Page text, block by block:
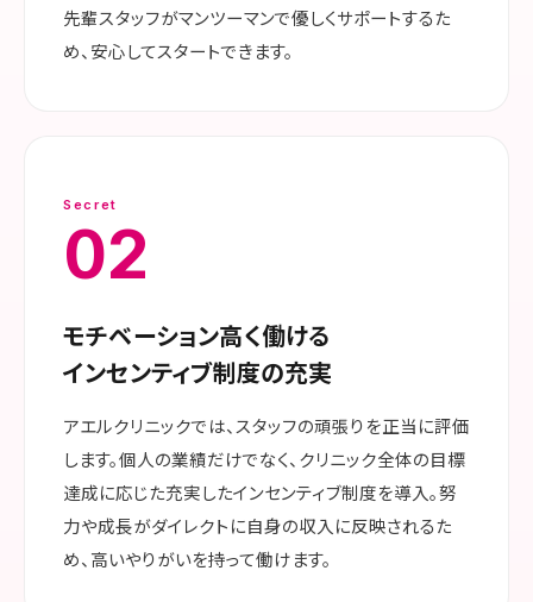
先輩スタッフがマンツーマンで優しくサポートするた
め、安心してスタートできます。
Secret
02
モチベーション高く働ける
インセンティブ制度の充実
アエルクリニックでは、スタッフの頑張りを正当に評価
します。個人の業績だけでなく、クリニック全体の目標
達成に応じた充実したインセンティブ制度を導入。努
力や成長がダイレクトに自身の収入に反映されるた
め、高いやりがいを持って働けます。